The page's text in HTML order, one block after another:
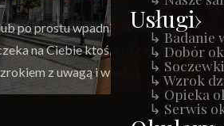
Usługi
↳ Badanie
↳ Dobór
↳
↳ Wzrok
↳ Opieka
↳ Serwis
po prostu wpadnij. W każdym z
na Ciebie ktoś, kto zajmie się
z uwagą i wiedzą.